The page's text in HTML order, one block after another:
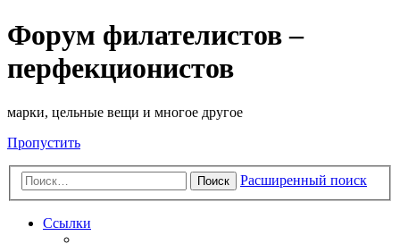
Форум филателистов –
перфекционистов
марки, цельные вещи и многое другое
Пропустить
Поиск Расширенный поиск
Ссылки